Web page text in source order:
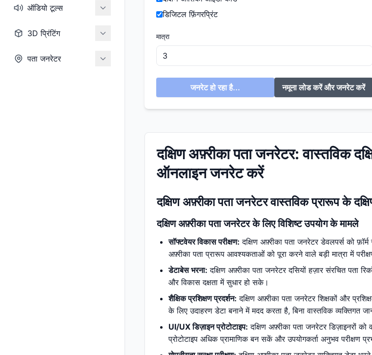
ऑडियो टूल्स
3D प्रिंटिंग
पता जनरेटर
डिजिटल फ़िंगरप्रिंट
मात्रा
जनरेट हो रहा है... नमूना लोड करें और जनरेट करें
दक्षिण अफ़्रीका पता जनरेटर: वास्तविक
ऑनलाइन जनरेट करें
दक्षिण अफ़्रीका पता जनरेटर वास्तविक प्रारूप के
दक्षिण अफ़्रीका पता जनरेटर के लिए विशिष्ट उपयोग के मामले
सॉफ्टवेयर विकास परीक्षण: दक्षिण अफ़्रीका पता जनरेटर डेवलपर्स को
अफ़्रीका पता प्रारूप आवश्यकताओं को पूरा करने वाले बड़ी मात्रा में
डेटाबेस भरना: दक्षिण अफ़्रीका पता जनरेटर दसियों हज़ार संरचित पता
और विकास दक्षता में सुधार हो सके।
शैक्षिक प्रशिक्षण प्रदर्शन: दक्षिण अफ़्रीका पता जनरेटर शिक्षकों और
के लिए उदाहरण डेटा बनाने में मदद करता है, बिना वास्तविक व्यक्तिगत
UI/UX डिज़ाइन प्रोटोटाइप: दक्षिण अफ़्रीका पता जनरेटर डिज़ाइनरों
प्रोटोटाइप अधिक प्रामाणिक बन सकें और उपयोगकर्ता अनुभव परीक्षण